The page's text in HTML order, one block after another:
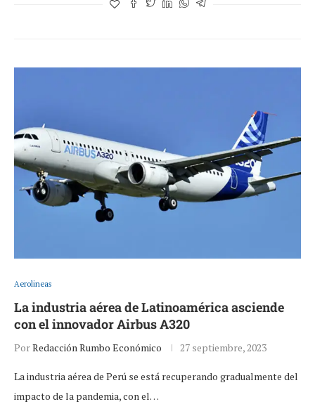
Aerolineas
La industria aérea de Latinoamérica asciende
con el innovador Airbus A320
PorRedacción Rumbo Económico 27 septiembre, 2023
La industria aérea de Perú se está recuperando gradualmente del
impacto de la pandemia, con el…